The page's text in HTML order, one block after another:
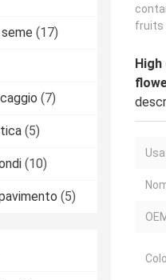
(17)
(7)
(5)
(10)
(5)
fruits